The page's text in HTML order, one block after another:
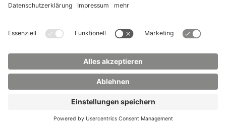
werden akzeptiert?
Für Englisch genügen Kenntnisse auf dem Niveau
B2 des Gemeinsamen Europäischen
Referenzrahmens für Sprachen (GER).
Ausländische Bewerber/innen können ihre sehr